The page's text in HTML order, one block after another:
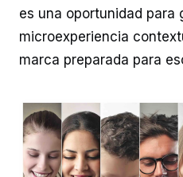
es una oportunidad para
microexperiencia
marca preparada para